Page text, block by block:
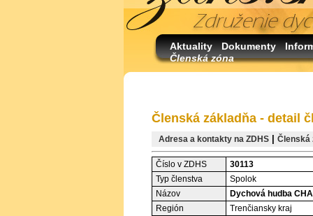
Aktuality Dokumenty
Členská zóna
Členská základňa - detail
Adresa a kontakty na ZDHS Členská
Číslo v ZDHS
30113
Typ členstva
Spolok
Názov
Dychová hudba
Región
Trenčiansky kraj